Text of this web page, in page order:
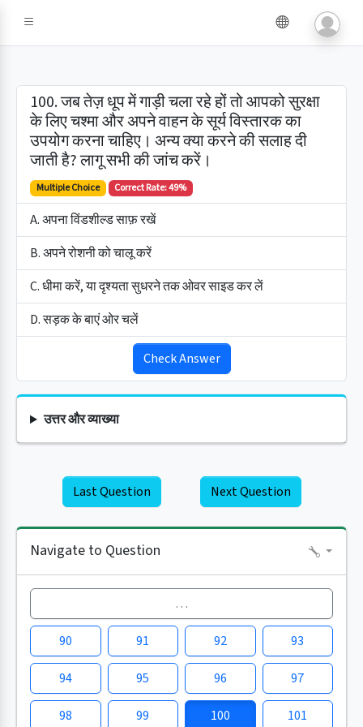
100. जब तेज़ धूप में गाड़ी चला रहे हों तो आपको सुरक्षा
के लिए चश्मा और अपने वाहन के सूर्य विस्तारक का
उपयोग करना चाहिए। अन्य क्या करने की सलाह दी
जाती है? लागू सभी की जांच करें।
Multiple Choice Correct Rate: 49%
A. अपना विंडशील्ड साफ़ रखें
B. अपने रोशनी को चालू करें
C. धीमा करें, या दृश्यता सुधरने तक ओवर साइड कर लें
D. सड़क के बाएं ओर चलें
Check Answer
उत्तर और व्याख्या
Last Question Next Question
Navigate to Question
…
90 91 92 93
94 95 96 97
98 99 100 101